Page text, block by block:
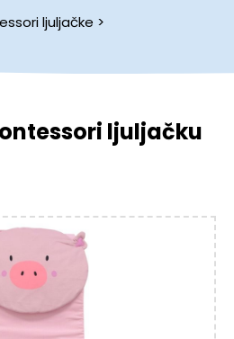
ljuljačke >
ljuljačku